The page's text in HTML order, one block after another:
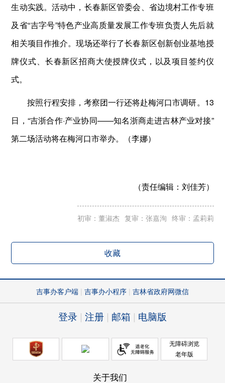
生动实践。活动中，长春新区管委会、省边境村工作专班
及省“吉字号”特色产业高质量发展工作专班负责人先后就
相关项目作推介。现场还举行了长春新区创新创业基地授
牌仪式、长春新区招商大使授牌仪式，以及项目签约仪
式。
按照行程安排，考察团一行还将赴梅河口市调研。13
日，“吉浙合作·产业协同——知名浙商走进吉林产业对接”
第二场活动将在梅河口市举办。（李娜）
（责任编辑： 刘佳芳）
初审：董淑杰 复审：张嘉洵 终审：孟莉莉
收藏